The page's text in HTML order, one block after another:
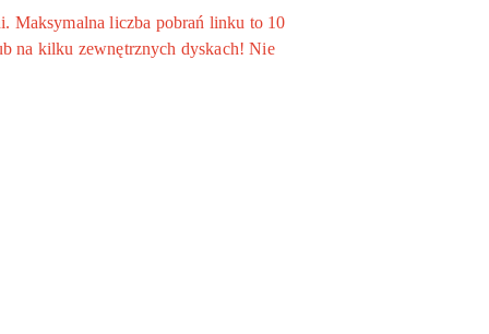
Maksymalna liczba pobrań linku to 10
na kilku zewnętrznych dyskach! Nie